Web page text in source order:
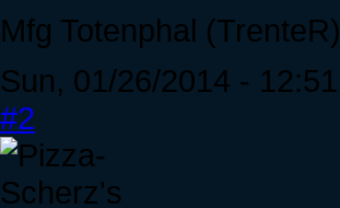
Mfg Totenphal (TrenteR)
Sun, 01/26/2014 - 12:51
#2